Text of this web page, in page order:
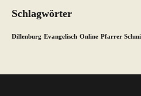
Schlagwörter
Dillenburg Evangelisch Online Pfarrer